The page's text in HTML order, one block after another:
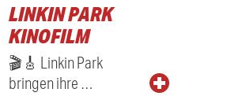
LINKIN PARK
KINOFILM
🎬🎸 Linkin Park
bringen ihre …